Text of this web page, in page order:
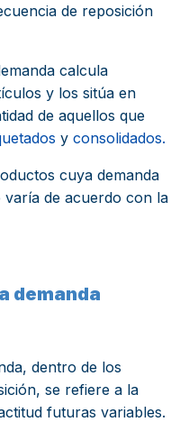
de reposición
calcula
y los sitúa en
de aquellos que
y consolidados.
cuya demanda
de acuerdo con la
demanda
dentro de los
se refiere a la
futuras variables.